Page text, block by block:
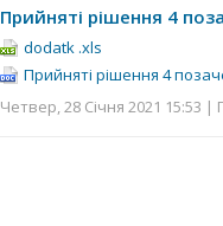
Прийняті рішення 4
dodatk .xls
Прийняті рішення 4
Четвер, 28 Січня 2021 15:53 |